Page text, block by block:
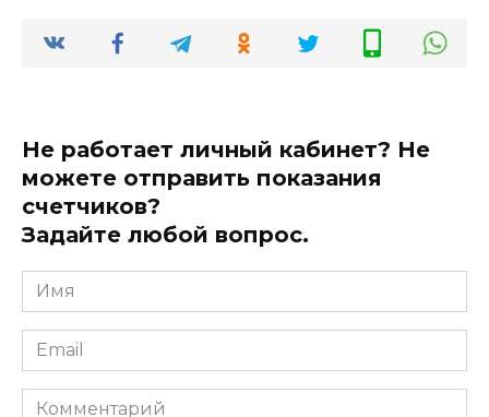
Не работает личный кабинет? Не
можете отправить показания
счетчиков?
Задайте любой вопрос.
Имя
*
Email
*
Комментарий